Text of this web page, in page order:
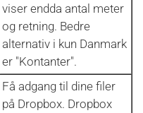
viser endda antal meter
og retning. Bedre
alternativ i kun Danmark
er "Kontanter".
Få adgang til dine filer
på Dropbox. Dropbox